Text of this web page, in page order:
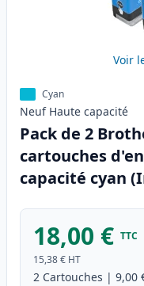
Voir
Cyan
Neuf Haute capacité
Pack de 2
cartouches
capacité cyan
18,00 € TTC
15,38 € HT
2 Cartouches | 9,00